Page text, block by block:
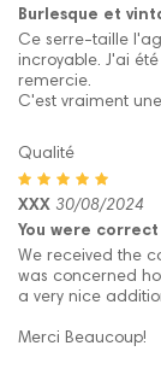
Burlesque et
Ce serre-taille
incroyable. J'ai
remercie.
C'est vraiment
Qualité
XXX 30/08/2024
You were
We received the
was concerned
a very nice
Merci Beaucoup!